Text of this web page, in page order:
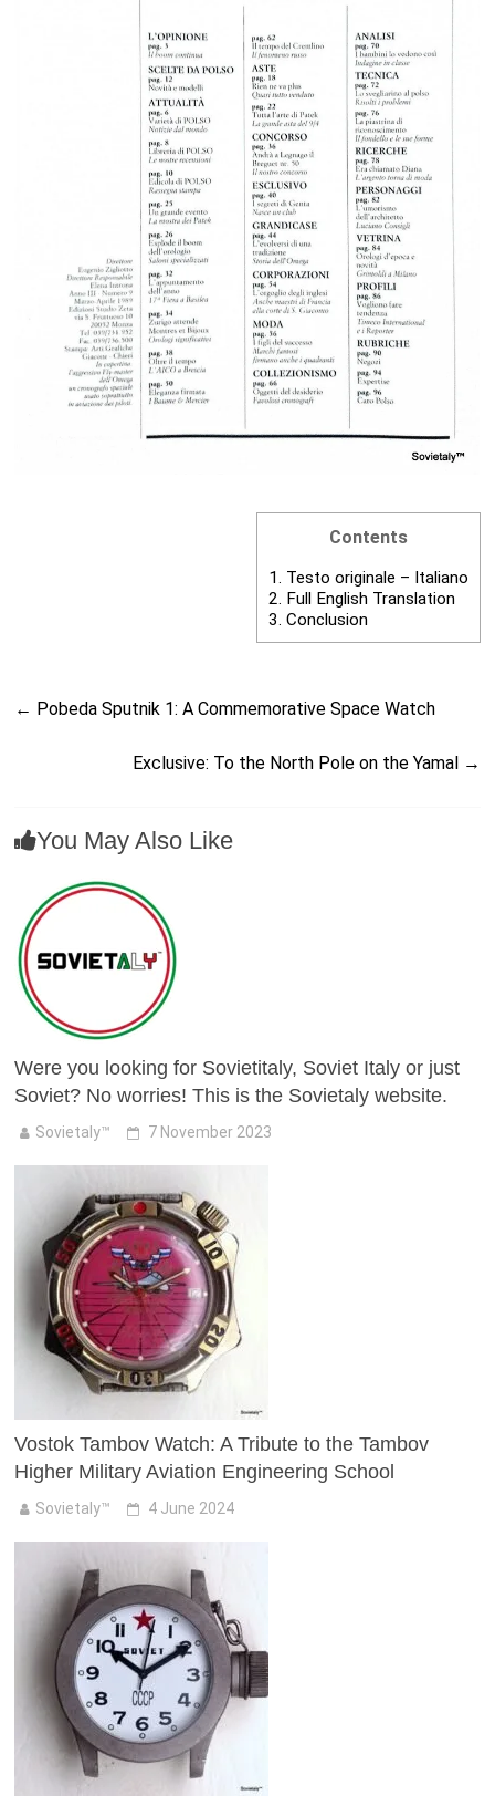
Contents
1. Testo originale – Italiano
2. Full English Translation
3. Conclusion
← Pobeda Sputnik 1: A Commemorative Space Watch
Exclusive: To the North Pole on the Yamal →
You May Also Like
Were you looking for Sovietitaly, Soviet Italy or just
Soviet? No worries! This is the Sovietaly website.
Sovietaly™ 7 November 2023
Vostok Tambov Watch: A Tribute to the Tambov
Higher Military Aviation Engineering School
Sovietaly™ 4 June 2024